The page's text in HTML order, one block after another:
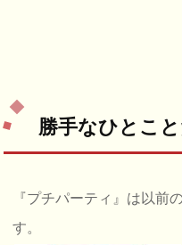
勝手なひとこ
『プチパーティ』は以前
す。